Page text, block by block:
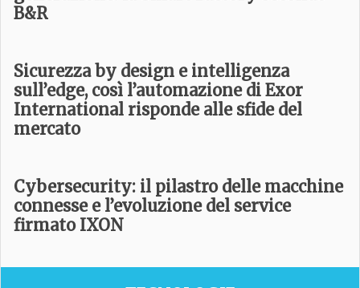
B&R
Sicurezza by design e intelligenza
sull’edge, così l’automazione di Exor
International risponde alle sfide del
mercato
Cybersecurity: il pilastro delle macchine
connesse e l’evoluzione del service
firmato IXON